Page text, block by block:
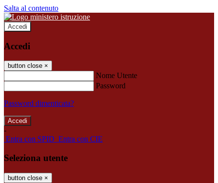
Salta al contenuto
Accedi
Accedi
button close ×
Nome Utente
Password
Password dimenticata?
-
Entra con SPID Entra con CIE
Seleziona utente
button close ×